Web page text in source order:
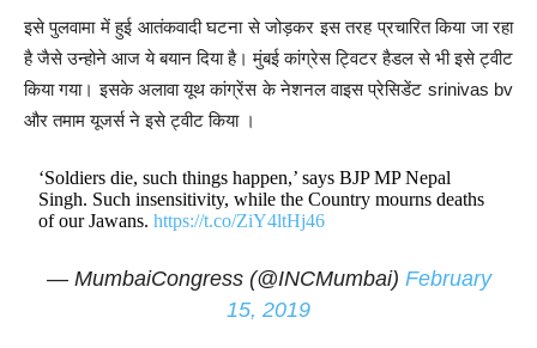
इसे पुलवामा में हुई आतंकवादी घटना से जोड़कर इस तरह प्रचारित किया जा रहा
है जैसे उन्होने आज ये बयान दिया है। मुंबई कांग्रेस ट्विटर हैडल से भी इसे ट्वीट
किया गया। इसके अलावा यूथ कांग्रेंस के नेशनल वाइस प्रेसिडेंट srinivas bv
और तमाम यूजर्स ने इसे ट्वीट किया ।
‘Soldiers die, such things happen,’ says BJP MP Nepal
Singh. Such insensitivity, while the Country mourns deaths
of our Jawans.https://t.co/ZiY4ltHj46
— MumbaiCongress (@INCMumbai) February
15, 2019